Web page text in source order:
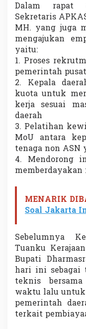
Dalam rapat
Sekretaris
MH. yang juga
mengajukan
yaitu:
1. Proses
pemerintah pusat
2. Kepala
kuota untuk
kerja sesuai
daerah
3. Pelatihan
MoU antara
tenaga non
4. Mendorong
MENARIK
Soal Jakarta
Sebelumnya
Tuanku
Bupati
hari ini sebagai
teknis
waktu lalu untuk
pemerintah
terkait